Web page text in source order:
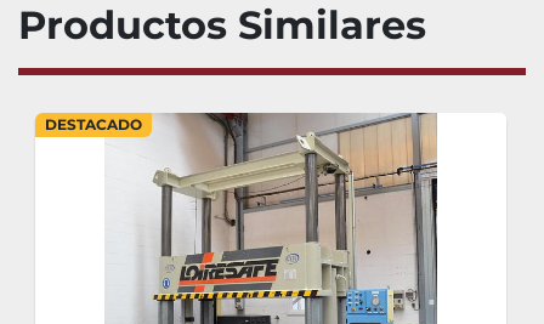
Productos Similares
DESTACADO